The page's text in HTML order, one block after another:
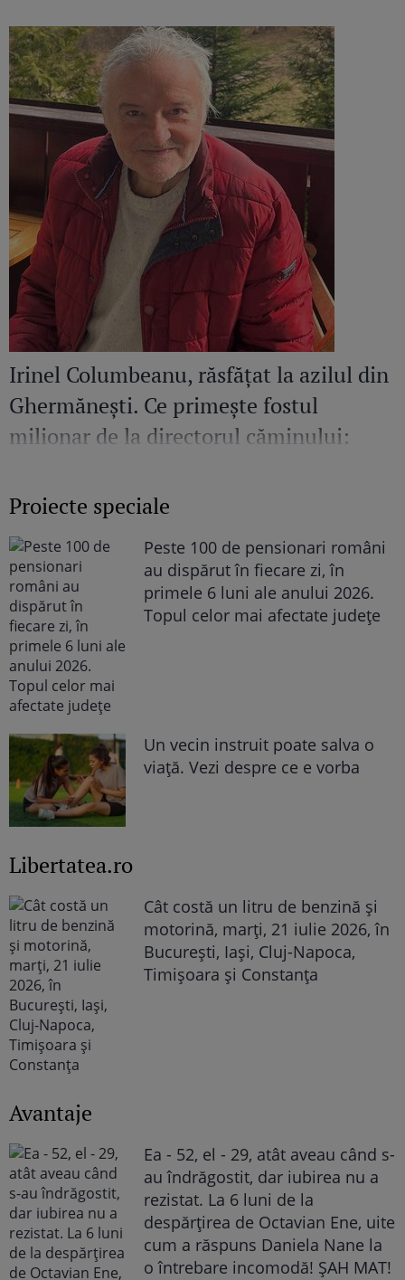
Irinel Columbeanu, răsfățat la azilul din
Ghermănești. Ce primește fostul
milionar de la directorul căminului:
Proiecte speciale
Peste 100 de pensionari români
au dispărut în fiecare zi, în
primele 6 luni ale anului 2026.
Topul celor mai afectate județe
Un vecin instruit poate salva o
viață. Vezi despre ce e vorba
Libertatea.ro
Cât costă un litru de benzină și
motorină, marți, 21 iulie 2026, în
București, Iași, Cluj-Napoca,
Timișoara și Constanța
Avantaje
Ea - 52, el - 29, atât aveau când s-
au îndrăgostit, dar iubirea nu a
rezistat. La 6 luni de la
despărțirea de Octavian Ene, uite
cum a răspuns Daniela Nane la
o întrebare incomodă! ȘAH MAT!